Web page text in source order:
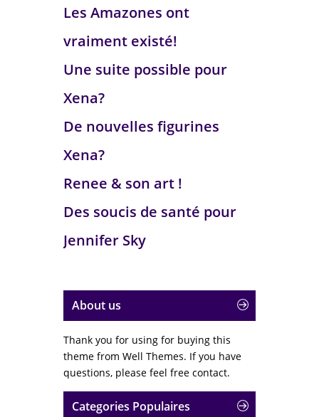
Les Amazones ont
vraiment existé!
Une suite possible pour
Xena?
De nouvelles figurines
Xena?
Renee & son art !
Des soucis de santé pour
Jennifer Sky
About us
Thank you for using for buying this
theme from Well Themes. If you have
questions, please feel free contact.
Categories Populaires